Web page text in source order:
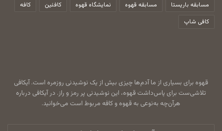
مسابقه باریستا
مسابقه قهوه نمایشگاه قهوه کافئین
کافه
کافی شاپ
قهوه برای بسیاری از ما آدم‌ها چیزی بیش از یک نوشیدنی روزمره است. آیکافی
تلاشی‌ست برای پاس‌داشت قهوه، این نوشیدنی پر رمز و راز. در آیکافی درباره
هرآن‌چه به‌نوعی به قهوه و کافه مربوط است می‌خوانید.